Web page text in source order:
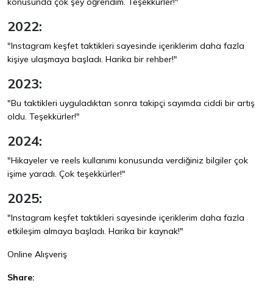
2022:
"Instagram keşfet taktikleri sayesinde içeriklerim daha fazla
kişiye ulaşmaya başladı. Harika bir rehber!"
2023:
"Bu taktikleri uyguladıktan sonra takipçi sayımda ciddi bir artış
oldu. Teşekkürler!"
2024:
"Hikayeler ve reels kullanımı konusunda verdiğiniz bilgiler çok
işime yaradı. Çok teşekkürler!"
2025:
"Instagram keşfet taktikleri sayesinde içeriklerim daha fazla
etkileşim almaya başladı. Harika bir kaynak!"
Online Alışveriş
Share: